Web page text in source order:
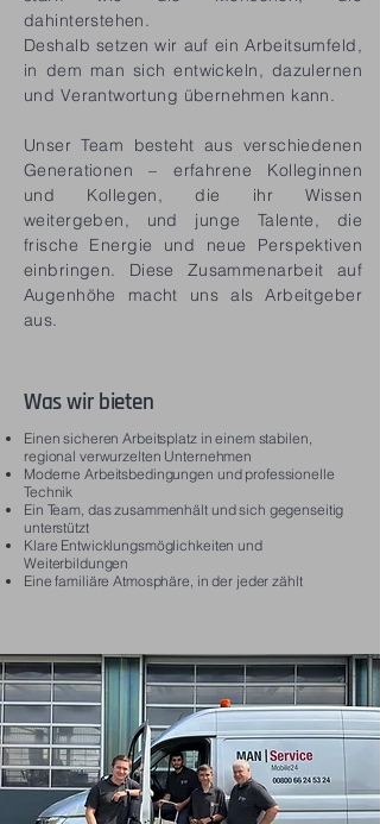
dahinterstehen.
Deshalb setzen wir auf ein Arbeitsumfeld,
in dem man sich entwickeln, dazulernen
und Verantwortung übernehmen kann.
Unser Team besteht aus verschiedenen
Generationen – erfahrene Kolleginnen
und Kollegen, die ihr Wissen
weitergeben, und junge Talente, die
frische Energie und neue Perspektiven
einbringen. Diese Zusammenarbeit auf
Augenhöhe macht uns als Arbeitgeber
aus.
Was wir bieten
Einen sicheren Arbeitsplatz in einem stabilen,
regional verwurzelten Unternehmen
Moderne Arbeitsbedingungen und professionelle
Technik
Ein Team, das zusammenhält und sich gegenseitig
unterstützt
Klare Entwicklungsmöglichkeiten und
Weiterbildungen
Eine familiäre Atmosphäre, in der jeder zählt